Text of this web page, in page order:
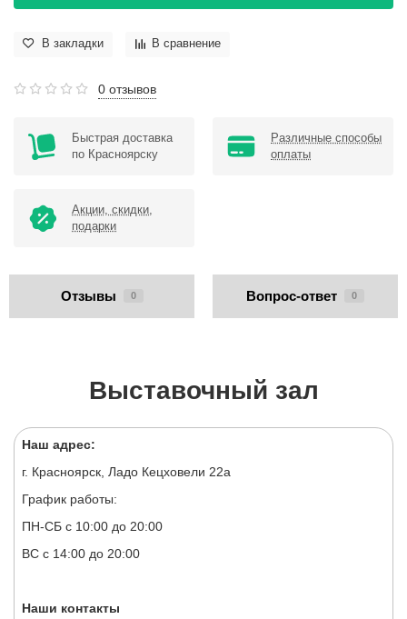
В закладки В сравнение
0 отзывов
Быстрая доставка
по Красноярску
Различные способы
оплаты
Акции, скидки,
подарки
Отзывы 0 Вопрос-ответ 0
Выставочный зал
Наш адрес:
г. Красноярск, Ладо Кецховели 22а
График работы:
ПН-СБ с 10:00 до 20:00
ВС с 14:00 до 20:00
Наши контакты